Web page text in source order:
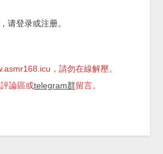
请登录或注册。
，請勿在線解壓。
論區或telegram群留言。